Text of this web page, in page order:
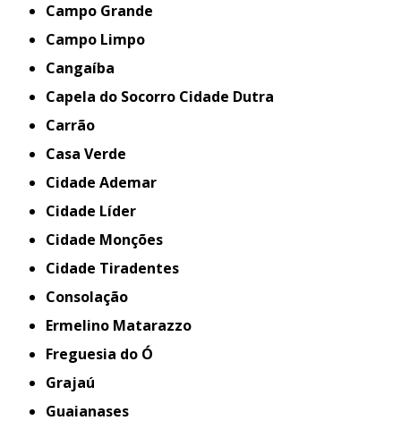
Campo Grande
Campo Limpo
Cangaíba
Capela do Socorro Cidade Dutra
Carrão
Casa Verde
Cidade Ademar
Cidade Líder
Cidade Monções
Cidade Tiradentes
Consolação
Ermelino Matarazzo
Freguesia do Ó
Grajaú
Guaianases